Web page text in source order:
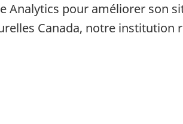
Analytics pour améliorer son
Canada, notre